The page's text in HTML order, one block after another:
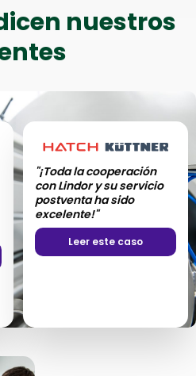
nuestros
"¡Toda la cooperación
con Lindor y su servicio
postventa ha sido
excelente!"
Leer este caso